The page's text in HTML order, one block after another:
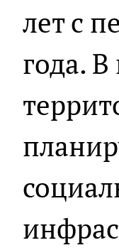
лет с
года.